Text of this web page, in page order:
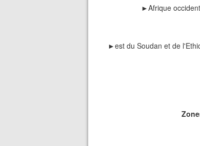
►Afrique
►est du Soudan et de